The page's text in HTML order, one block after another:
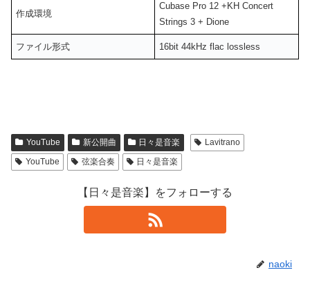
作成環境
Cubase Pro 12 +KH Concert
Strings 3 + Dione
ファイル形式 16bit 44kHz flac lossless
YouTube 新公開曲 日々是音楽
Lavitrano
YouTube
弦楽合奏 日々是音楽
【日々是音楽】をフォローする
naoki